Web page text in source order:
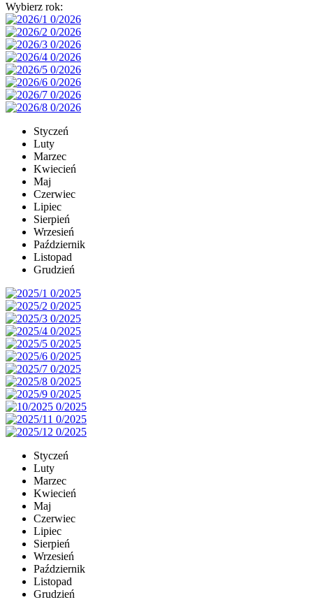
Wybierz rok:
Styczeń
Luty
Marzec
Kwiecień
Maj
Czerwiec
Lipiec
Sierpień
Wrzesień
Październik
Listopad
Grudzień
Styczeń
Luty
Marzec
Kwiecień
Maj
Czerwiec
Lipiec
Sierpień
Wrzesień
Październik
Listopad
Grudzień